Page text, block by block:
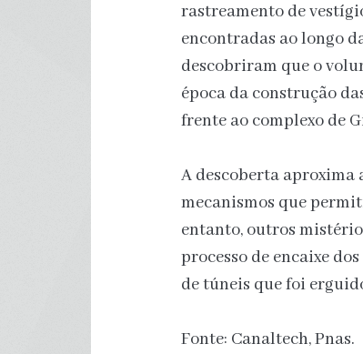
rastreamento de
encontradas ao longo
descobriram que o
época da construção
frente ao complexo de
A descoberta aproxima
mecanismos que
entanto, outros
processo de encaixe
de túneis que foi
Fonte: Canaltech, Pnas.